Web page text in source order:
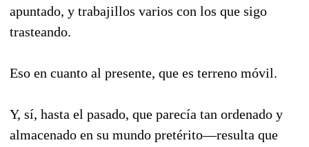
apuntado, y trabajillos varios con los que sigo
trasteando.
Eso en cuanto al presente, que es terreno móvil.
Y, sí, hasta el pasado, que parecía tan ordenado y
almacenado en su mundo pretérito—resulta que